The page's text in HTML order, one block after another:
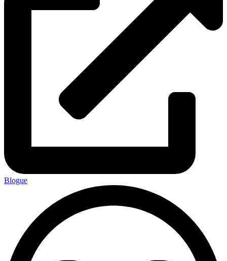
Blogue